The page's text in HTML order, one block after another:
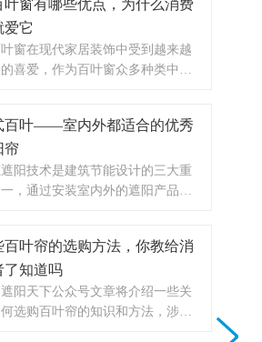
叶窗有哪些优点，为什么消费
爱它
窗在现代家居装饰中受到越来越
喜爱，作为百叶窗众多种类中的
百叶——室内外都适合的优秀
帘
阳技术是建筑节能设计的三大重
，通过安装室内外的遮阳产品，
百叶帘的选购方法，你教给消
了知道吗
阳天下公众号文章将介绍一些关
选购百叶帘的知识和方法，涉及